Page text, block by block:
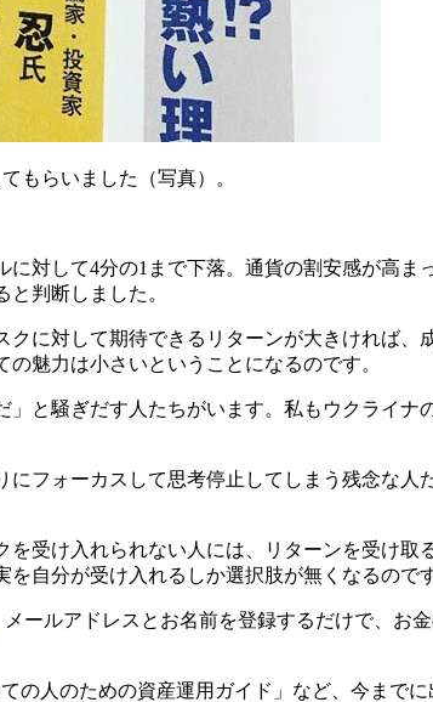
もらいました（写真）。
対して4分の1まで下落。通貨の割安感が高ま
判断しました。
に対して期待できるリターンが大きければ
魅力は小さいということになるのです。
と騒ぎだす人たちがいます。私もウクライナ
フォーカスして思考停止してしまう残念な人
受け入れられない人には、リターンを受け
自分が受け入れるしか選択肢が無くなるのです
メールアドレスとお名前を登録するだけで、お
の人のための資産運用ガイド」など、今まで